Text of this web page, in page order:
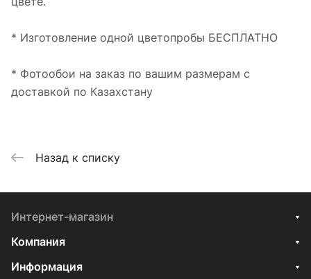
* Изготовление одной цветопробы БЕСПЛАТНО
* Фотообои на заказ по вашим размерам с
доставкой по Казахстану
Назад к списку
Интернет-магазин
Компания
Информация